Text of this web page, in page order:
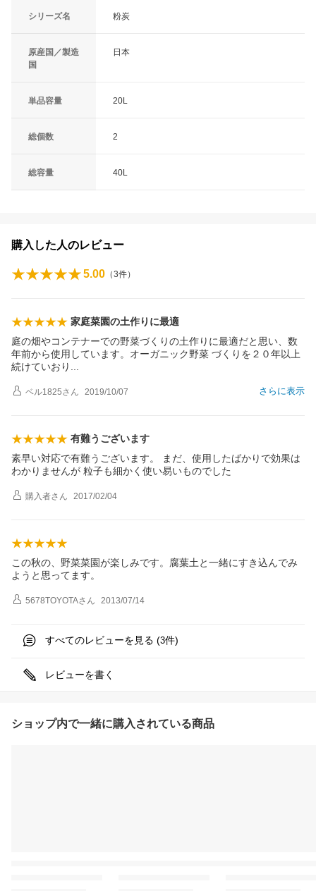
シリーズ名 粉炭
原産国／製造
国
日本
単品容量 20L
総個数 2
総容量 40L
購入した人のレビュー
5.00 （3件）
家庭菜園の土作りに最適
庭の畑やコンテナーでの野菜づくりの土作りに最適だと思い、数
年前から使用しています。オーガニック野菜 づくりを２０年以上
続けていお り
さらに表示
ベル1825さん 2019/10/07
有難うございます
素早い対応で有難うございます。 まだ、使用したばかりで効果は
わかりませんが 粒子も細かく使い易いものでした
購入者さん 2017/02/04
この秋の、野菜菜園が楽しみです。腐葉土と一緒にすき込んでみ
ようと思ってます。
5678TOYOTAさん 2013/07/14
すべてのレビューを見る (3件)
レビューを書く
ショップ内で一緒に購入されている商品